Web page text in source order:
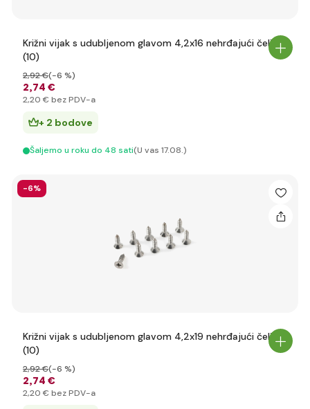
Križni vijak s udubljenom glavom 4,2x16 nehrđajući čelik
(10)
2,74 €
2,92 €(-6 %)
2,20 € bez PDV-a
+ 2 bodove
Šaljemo u roku do 48 sati(U vas 17.08.)
-6%
Križni vijak s udubljenom glavom 4,2x19 nehrđajući čelik
(10)
2,74 €
2,92 €(-6 %)
2,20 € bez PDV-a